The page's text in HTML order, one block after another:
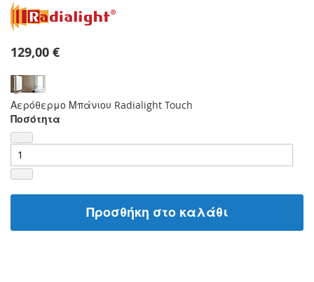
129,00 €
Αερόθερμο Μπάνιου Radialight Touch
Ποσότητα
Προσθήκη στο καλάθι